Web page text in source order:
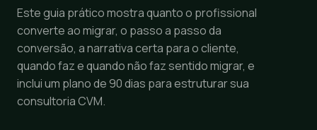
Este guia prático mostra quanto o profissional
converte ao migrar, o passo a passo da
conversão, a narrativa certa para o cliente,
quando faz e quando não faz sentido migrar, e
inclui um plano de 90 dias para estruturar sua
consultoria CVM.